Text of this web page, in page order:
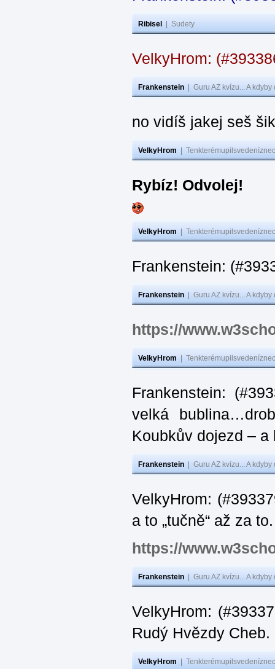
Ribisel Sudety
VelkyHrom:
Frankenstein Guru AZ kvízu... A
no vidíš jakej seš
VelkyHrom
Rybíz! Odvolej!
VelkyHrom
Frankenstein:
Frankenstein Guru AZ kvízu... A
https://
VelkyHrom
Frankenstein:
velká
Koubkův dojezd –
Frankenstein Guru AZ kvízu... A
VelkyHrom:
a to „tučně“ až za
https://
Frankenstein Guru AZ kvízu... A
VelkyHrom:
Rudý Hvězdy Cheb.
VelkyHrom